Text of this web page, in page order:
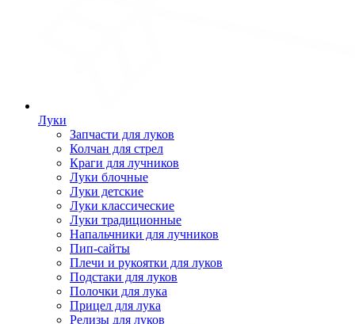
Луки
Запчасти для луков
Колчан для стрел
Краги для лучников
Луки блочные
Луки детские
Луки классические
Луки традиционные
Напальчники для лучников
Пип-сайты
Плечи и рукоятки для луков
Подстаки для луков
Полочки для лука
Прицел для лука
Релизы для луков